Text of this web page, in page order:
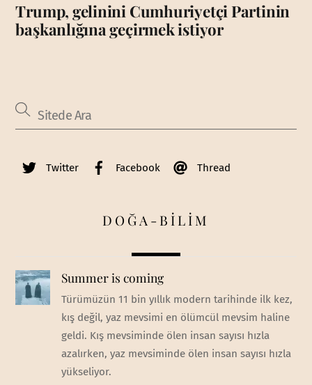
Trump, gelinini Cumhuriyetçi Partinin
başkanlığına geçirmek istiyor
Twitter Facebook Thread
DOĞA-BİLİM
Summer is coming
Türümüzün 11 bin yıllık modern tarihinde ilk kez,
kış değil, yaz mevsimi en ölümcül mevsim haline
geldi. Kış mevsiminde ölen insan sayısı hızla
azalırken, yaz mevsiminde ölen insan sayısı hızla
yükseliyor.